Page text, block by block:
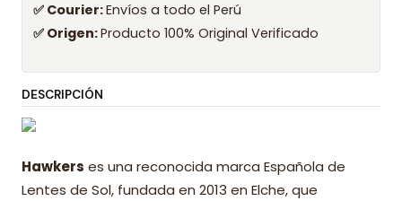
✅ Courier:Envíos a todo el Perú
✅ Origen:Producto 100% Original Verificado
DESCRIPCIÓN
Hawkers es una reconocida marca Española de
Lentes de Sol, fundada en 2013 en Elche, que